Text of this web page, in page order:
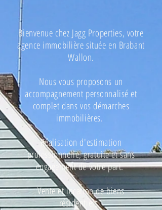
Bienvenue chez Jagg Properties, votre
agence immobilière située en Brabant
Wallon.
Nous vous proposons un
accompagnement personnalisé et
complet dans vos démarches
immobilières.
Réalisation d'estimation
professionnelle, gratuite et sans
engagement de votre part.
Vente et location de biens
résidentiels.